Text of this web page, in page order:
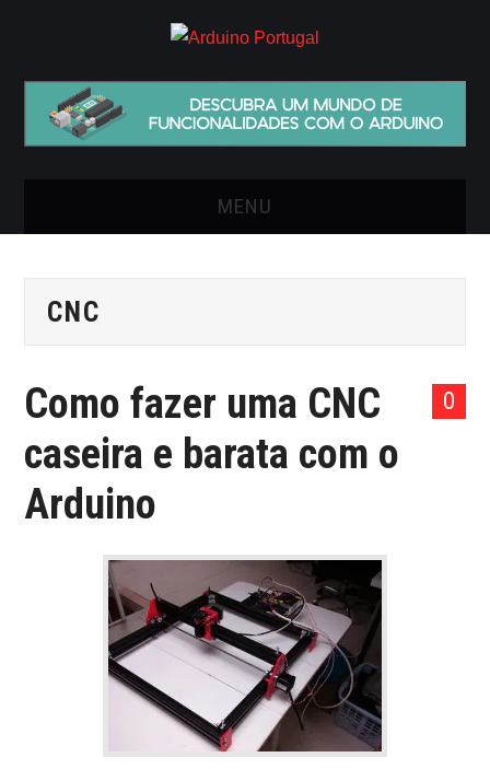
MENU
ARTIGOS
ARDUINO?
CONTACTOS
CNC
0
Como fazer uma CNC
caseira e barata com o
Arduino